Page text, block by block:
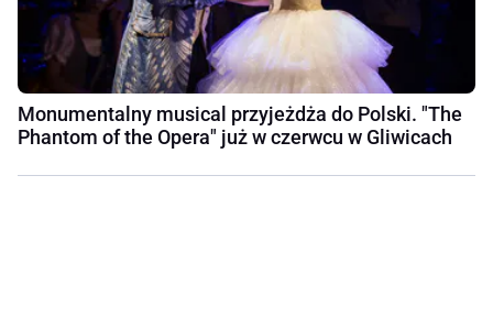
Monumentalny musical przyjeżdża do Polski. "The
Phantom of the Opera" już w czerwcu w Gliwicach